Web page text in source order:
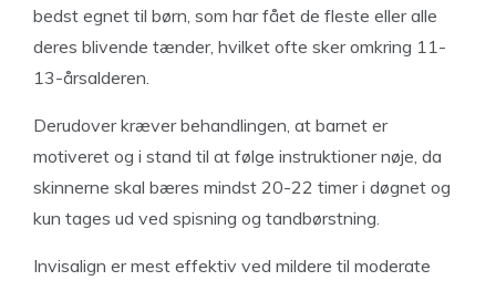
bedst egnet til børn, som har fået de fleste eller alle
deres blivende tænder, hvilket ofte sker omkring 11-
13-årsalderen.
Derudover kræver behandlingen, at barnet er
motiveret og i stand til at følge instruktioner nøje, da
skinnerne skal bæres mindst 20-22 timer i døgnet og
kun tages ud ved spisning og tandbørstning.
Invisalign er mest effektiv ved mildere til moderate